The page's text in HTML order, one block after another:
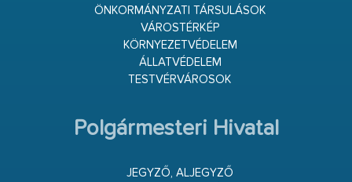
ÖNKORMÁNYZATI TÁRSULÁSOK
VÁROSTÉRKÉP
KÖRNYEZETVÉDELEM
ÁLLATVÉDELEM
TESTVÉRVÁROSOK
Polgármesteri Hivatal
JEGYZŐ, ALJEGYZŐ